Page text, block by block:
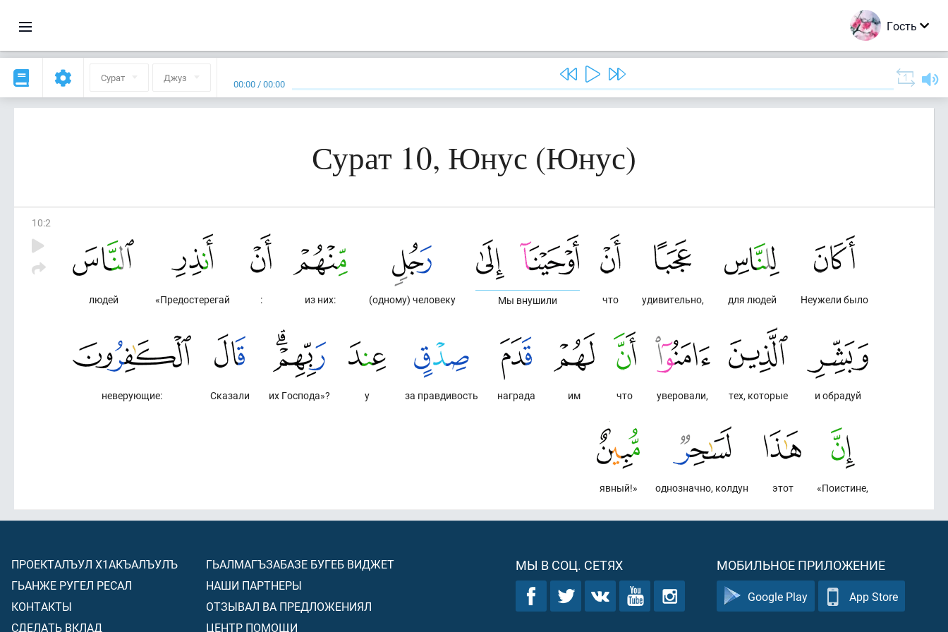
Гость
Сурат Джуз 00:00 /00:00
Сурат 10, Юнус (Юнус)
10:2
Неужели было
для людей
удивительно,
что
Мы внушили
(одному) человеку
из них:
:
«Предостерегай
людей
и обрадуй
тех, которые
уверовали,
что
им
награда
за правдивость
у
их Господа»?
Сказали
неверующие:
«Поистине,
этот
однозначно, колдун
явный!»
ПРОЕКТАЛЪУЛ Х1АКЪАЛЪУЛЪ
ГЬАНЖЕ РУГЕЛ РЕСАЛ
КОНТАКТЫ
СДЕЛАТЬ ВКЛАД
ГЬАЛМАГЪЗАБАЗЕ БУГЕБ ВИДЖЕТ
НАШИ ПАРТНЕРЫ
ОТЗЫВАЛ ВА ПРЕДЛОЖЕНИЯЛ
ЦЕНТР ПОМОЩИ
МЫ В СОЦ. СЕТЯХ МОБИЛЬНОЕ ПРИЛОЖЕНИЕ
Google Play App Store